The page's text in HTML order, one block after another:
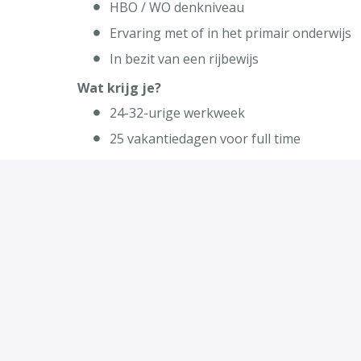
HBO / WO denkniveau
Ervaring met of in het primair onderwijs
In bezit van een rijbewijs
Wat krijg je?
24-32-urige werkweek
25 vakantiedagen voor full time